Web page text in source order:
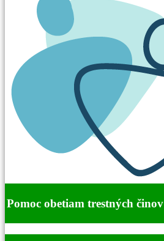
Pomoc obetiam trestných činov